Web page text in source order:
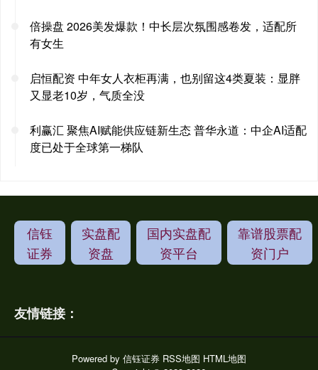
倍操盘 2026美发爆款！中长层次氛围感卷发，适配所
有女生
启恒配资 中年女人衣柜再满，也别留这4类夏装：显胖
又显老10岁，气质全没
利赢汇 聚焦AI赋能供应链新生态 普华永道：中企AI适配
度已处于全球第一梯队
信钰
证券
实盘配
资盘
国内实盘配
资平台
靠谱股票配
资门户
友情链接：
Powered by 信钰证券 RSS地图 HTML地图